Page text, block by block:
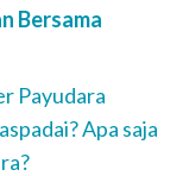
Bersama
Payudara
Apa saja